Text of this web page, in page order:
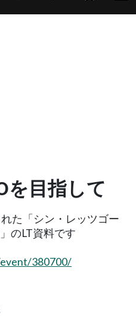
を目指して
た「シン・レッツゴー
のLT資料です
380700/